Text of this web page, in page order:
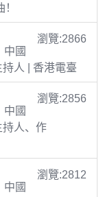
瀏覽:2866
中國
人 | 香港電臺
瀏覽:2856
中國
持人、作
瀏覽:2812
中國